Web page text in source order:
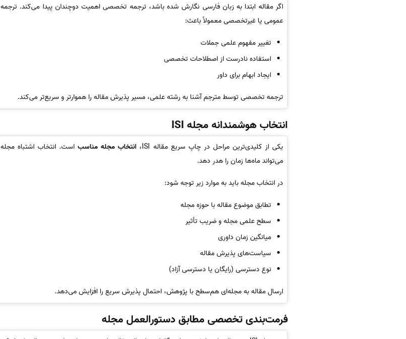
اگر مقاله ابتدا به زبان فارسی نگارش شده باشد، ترجمه تخصصی اهمیت دوچندان پیدا می‌کند. ترجمه
عمومی یا غیرتخصصی معمولاً باعث:
تغییر مفهوم علمی جملات
استفاده نادرست از اصطلاحات تخصصی
ایجاد ابهام برای داور
ترجمه تخصصی توسط مترجم آشنا به رشته علمی، مسیر پذیرش مقاله را هموارتر و سریع‌تر می‌کند.
انتخاب هوشمندانه مجله ISI
یکی از کلیدی‌ترین مراحل در چاپ سریع مقاله ISI، انتخاب مجله مناسباست. انتخاب اشتباه مجله
می‌تواند ماه‌ها زمان را هدر دهد.
در انتخاب مجله باید به موارد زیر توجه شود:
تطابق موضوع مقاله با حوزه مجله
سطح علمی مجله و ضریب تأثیر
میانگین زمان داوری
سیاست‌های پذیرش مقاله
نوع دسترسی (رایگان یا دسترسی آزاد)
ارسال مقاله به مجله‌ای هم‌سطح با پژوهش، احتمال پذیرش سریع را افزایش می‌دهد.
فرمت‌بندی تخصصی مطابق دستورالعمل مجله